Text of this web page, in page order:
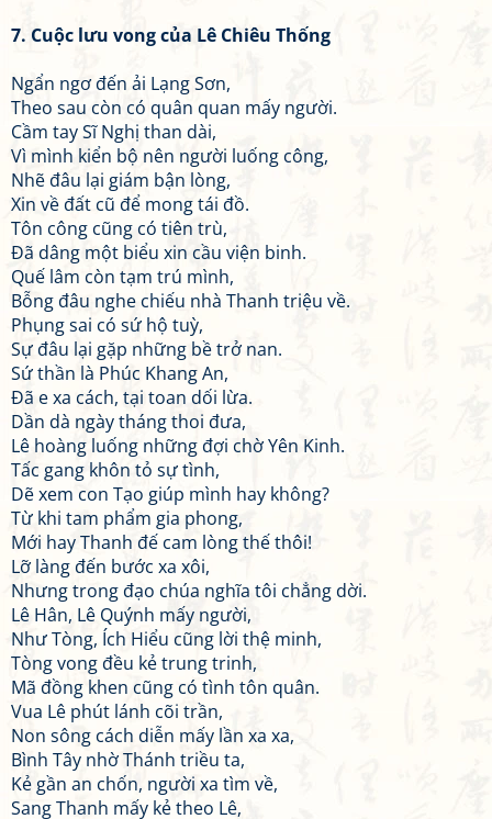
7. Cuộc lưu vong của Lê Chiêu Thống
Ngẩn ngơ đến ải Lạng Sơn,
Theo sau còn có quân quan mấy người.
Cầm tay Sĩ Nghị than dài,
Vì mình kiển bộ nên người luống công,
Nhẽ đâu lại giám bận lòng,
Xin về đất cũ để mong tái đồ.
Tôn công cũng có tiên trù,
Đã dâng một biểu xin cầu viện binh.
Quế lâm còn tạm trú mình,
Bỗng đâu nghe chiếu nhà Thanh triệu về.
Phụng sai có sứ hộ tuỳ,
Sự đâu lại gặp những bề trở nan.
Sứ thần là Phúc Khang An,
Đã e xa cách, tại toan dối lừa.
Dần dà ngày tháng thoi đưa,
Lê hoàng luống những đợi chờ Yên Kinh.
Tấc gang khôn tỏ sự tình,
Dẽ xem con Tạo giúp mình hay không?
Từ khi tam phẩm gia phong,
Mới hay Thanh đế cam lòng thế thôi!
Lỡ làng đến bước xa xôi,
Nhưng trong đạo chúa nghĩa tôi chẳng dời.
Lê Hân, Lê Quýnh mấy người,
Như Tòng, Ích Hiểu cũng lời thệ minh,
Tòng vong đều kẻ trung trinh,
Mã đồng khen cũng có tình tôn quân.
Vua Lê phút lánh cõi trần,
Non sông cách diễn mấy lần xa xa,
Bình Tây nhờ Thánh triều ta,
Kẻ gần an chốn, người xa tìm về,
Sang Thanh mấy kẻ theo Lê,